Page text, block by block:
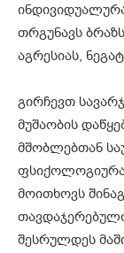
თრგუნავს
აგრესიას,
გირჩევთ
მუშაობის
მშობლებთან
მოითხოვს
შესრულდეს